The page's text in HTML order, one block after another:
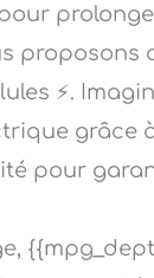
proposons
⚡.
grâce
pour